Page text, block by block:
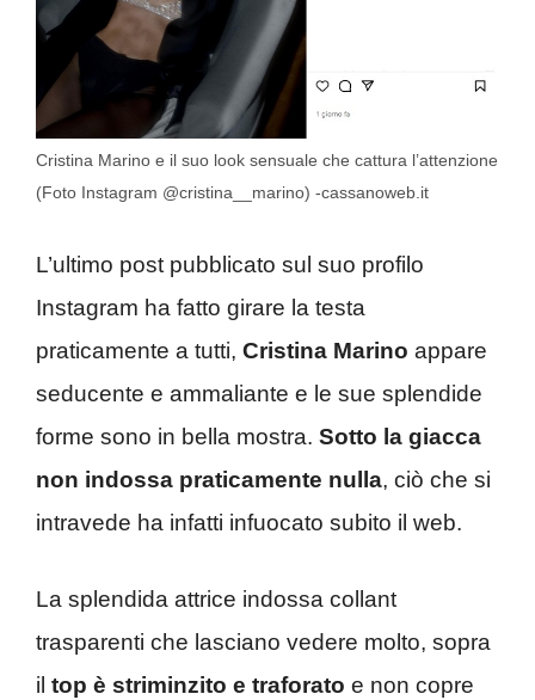
Cristina Marino e il suo look sensuale che cattura l’attenzione
(Foto Instagram @cristina__marino) -cassanoweb.it
L’ultimo post pubblicato sul suo profilo
Instagram ha fatto girare la testa
praticamente a tutti, Cristina Marino appare
seducente e ammaliante e le sue splendide
forme sono in bella mostra. Sotto la giacca
non indossa praticamente nulla, ciò che si
intravede ha infatti infuocato subito il web.
La splendida attrice indossa collant
trasparenti che lasciano vedere molto, sopra
il top è striminzito e traforato e non copre